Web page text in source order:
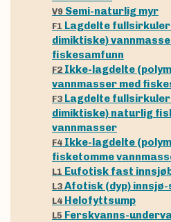
V9 Semi-naturlig myr
F1 Lagdelte
dimiktiske)
fiskesamfunn
F2 Ikke-lagdelte
vannmasser med
F3 Lagdelte
dimiktiske) naturlig
vannmasser
F4 Ikke-lagdelte
fisketomme
L1 Eufotisk fast
L3 Afotisk (dyp) innsjø-
L4 Helofyttsump
L5 Ferskvanns-